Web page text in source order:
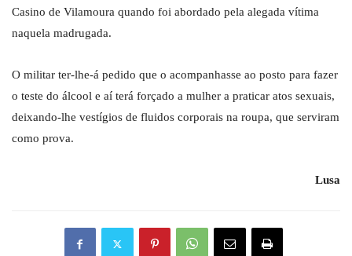
Casino de Vilamoura quando foi abordado pela alegada vítima
naquela madrugada.
O militar ter-lhe-á pedido que o acompanhasse ao posto para fazer
o teste do álcool e aí terá forçado a mulher a praticar atos sexuais,
deixando-lhe vestígios de fluidos corporais na roupa, que serviram
como prova.
Lusa